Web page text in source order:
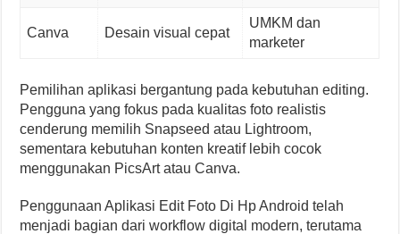
Canva Desain visual cepat
UMKM dan
marketer
Pemilihan aplikasi bergantung pada kebutuhan editing.
Pengguna yang fokus pada kualitas foto realistis
cenderung memilih Snapseed atau Lightroom,
sementara kebutuhan konten kreatif lebih cocok
menggunakan PicsArt atau Canva.
Penggunaan Aplikasi Edit Foto Di Hp Android telah
menjadi bagian dari workflow digital modern, terutama